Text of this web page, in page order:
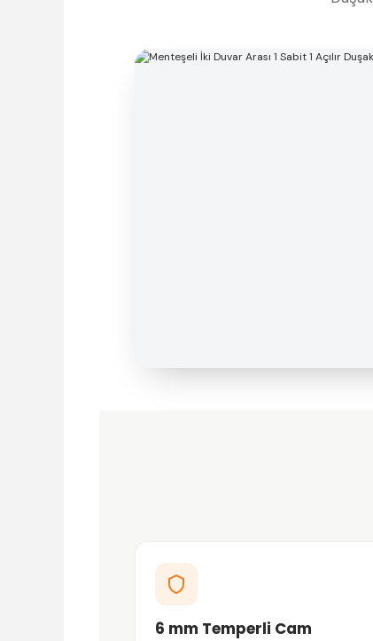
6 mm Temperli Cam